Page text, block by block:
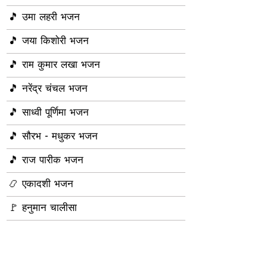
🎵 उमा लहरी भजन
🎵 जया किशोरी भजन
🎵 राम कुमार लखा भजन
🎵 नरेंद्र चंचल भजन
🎵 साध्वी पूर्णिमा भजन
🎵 सौरभ - मधुकर भजन
🎵 राज पारीक भजन
📿 एकादशी भजन
🚩 हनुमान चालीसा